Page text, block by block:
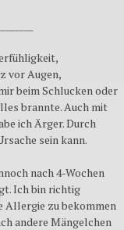
vor Augen,
beim Schlucken oder
brannte. Auch mit
ich Ärger. Durch
sein kann.
nach 4-Wochen
Ich bin richtig
Allergie zu bekommen
andere Mängelchen